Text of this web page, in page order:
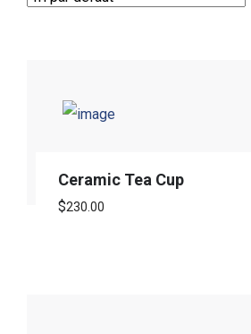
Ceramic Tea Cup
$230.00